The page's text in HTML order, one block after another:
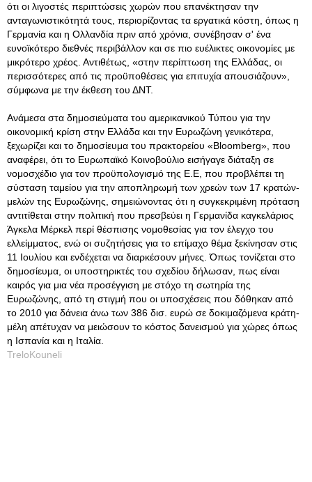
ότι οι λιγοστές περιπτώσεις χωρών που επανέκτησαν την
ανταγωνιστικότητά τους, περιορίζοντας τα εργατικά κόστη, όπως η
Γερμανία και η Ολλανδία πριν από χρόνια, συνέβησαν σ' ένα
ευνοϊκότερο διεθνές περιβάλλον και σε πιο ευέλικτες οικονομίες με
μικρότερο χρέος. Αντιθέτως, «στην περίπτωση της Ελλάδας, οι
περισσότερες από τις προϋποθέσεις για επιτυχία απουσιάζουν»,
σύμφωνα με την έκθεση του ΔΝΤ.
Ανάμεσα στα δημοσιεύματα του αμερικανικού Τύπου για την
οικονομική κρίση στην Ελλάδα και την Ευρωζώνη γενικότερα,
ξεχωρίζει και το δημοσίευμα του πρακτορείου «Bloomberg», που
αναφέρει, ότι το Ευρωπαϊκό Κοινοβούλιο εισήγαγε διάταξη σε
νομοσχέδιο για τον προϋπολογισμό της Ε.Ε, που προβλέπει τη
σύσταση ταμείου για την αποπληρωμή των χρεών των 17 κρατών-
μελών της Ευρωζώνης, σημειώνοντας ότι η συγκεκριμένη πρόταση
αντιτίθεται στην πολιτική που πρεσβεύει η Γερμανίδα καγκελάριος
Άγκελα Μέρκελ περί θέσπισης νομοθεσίας για τον έλεγχο του
ελλείμματος, ενώ οι συζητήσεις για το επίμαχο θέμα ξεκίνησαν στις
11 Ιουλίου και ενδέχεται να διαρκέσουν μήνες. Όπως τονίζεται στο
δημοσίευμα, οι υποστηρικτές του σχεδίου δήλωσαν, πως είναι
καιρός για μια νέα προσέγγιση με στόχο τη σωτηρία της
Ευρωζώνης, από τη στιγμή που οι υποσχέσεις που δόθηκαν από
το 2010 για δάνεια άνω των 386 δισ. ευρώ σε δοκιμαζόμενα κράτη-
μέλη απέτυχαν να μειώσουν το κόστος δανεισμού για χώρες όπως
η Ισπανία και η Ιταλία.
TreloKouneli